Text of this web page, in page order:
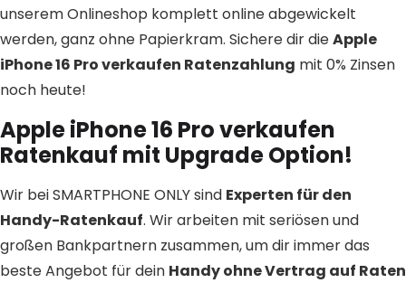
unserem Onlineshop komplett online abgewickelt
werden, ganz ohne Papierkram. Sichere dir dieApple
iPhone 16 Pro verkaufen Ratenzahlung mit 0% Zinsen
noch heute!
Apple iPhone 16 Pro verkaufen
Ratenkauf mit Upgrade Option!
Wir bei SMARTPHONE ONLY sind Experten für den
Handy-Ratenkauf. Wir arbeiten mit seriösen und
großen Bankpartnern zusammen, um dir immer das
beste Angebot für dein Handy ohne Vertrag auf Raten